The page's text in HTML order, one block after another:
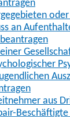
an
aus